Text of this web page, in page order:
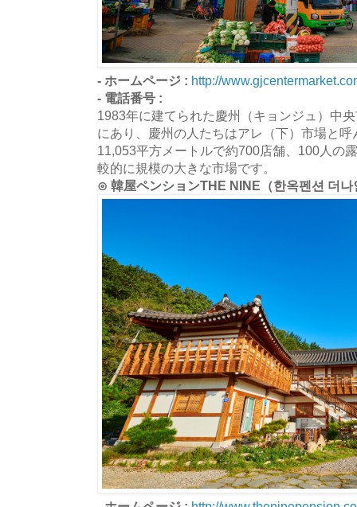
- ホームページ : http://
- 電話番号 :
1983年に建てられた慶州（キョンジュ）中
にあり、慶州の人たちはアレ（下）市場と
11,053平方メートルで約700店舗、100人の
較的に規模の大きな市場です。
⊙ 韓屋ペンションTHE NINE（한옥펜션 더나